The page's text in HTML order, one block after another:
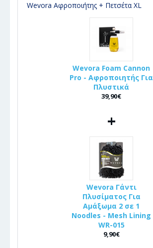
Wevora Αφροποιήτης + Πετσέτα XL
Wevora Foam Cannon
Pro - Αφροποιητής Για
Πλυστικά
39,90€
+
Wevora Γάντι
Πλυσίματος Για
Αμάξωμα 2 σε 1
Noodles - Mesh Lining
WR-015
9,90€